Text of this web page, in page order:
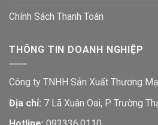
Chính Sách Thanh Toán
THÔNG TIN DOANH NGHIỆP
Công ty TNHH Sản Xuất Thương
Địa chỉ: 7 Lã Xuân Oai, P Trường